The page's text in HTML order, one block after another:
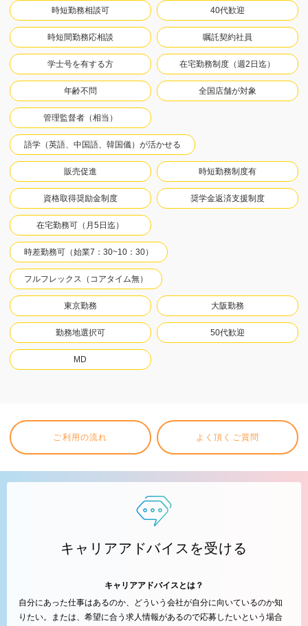
時短勤務相談可 40代歓迎
時短間勤務応相談 嘱託契約社員
学士号を有する方 在宅勤務制度（週2日迄）
年齢不問 全国店舗が対象
管理監督者（相当）
語学（英語、中国語、韓国儀）が活かせる
販売促進 時短勤務制度有
資格取得奨励金制度 奨学金返済支援制度
在宅勤務可（月5日迄）
時差勤務可（始業7：30~10：30）
フルフレックス（コアタイム無）
東京勤務 大阪勤務
勤務地選択可 50代歓迎
MD
ご利用の流れ よく頂くご質問
キャリアアドバイスを受ける
キャリアアドバイスとは？
自分にあった仕事はあるのか、どういう会社が自分に向いているのか知
りたい。または、希望に合う求人情報があるので応募したいという場合